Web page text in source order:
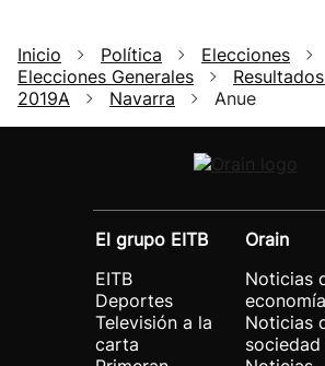
Inicio Política
Elecciones
Elecciones Generales
2019A
Navarra Anue
El grupo EITB
EITB
Deportes
Televisión a la
carta
Orain
Noticias
economía
Noticias
sociedad